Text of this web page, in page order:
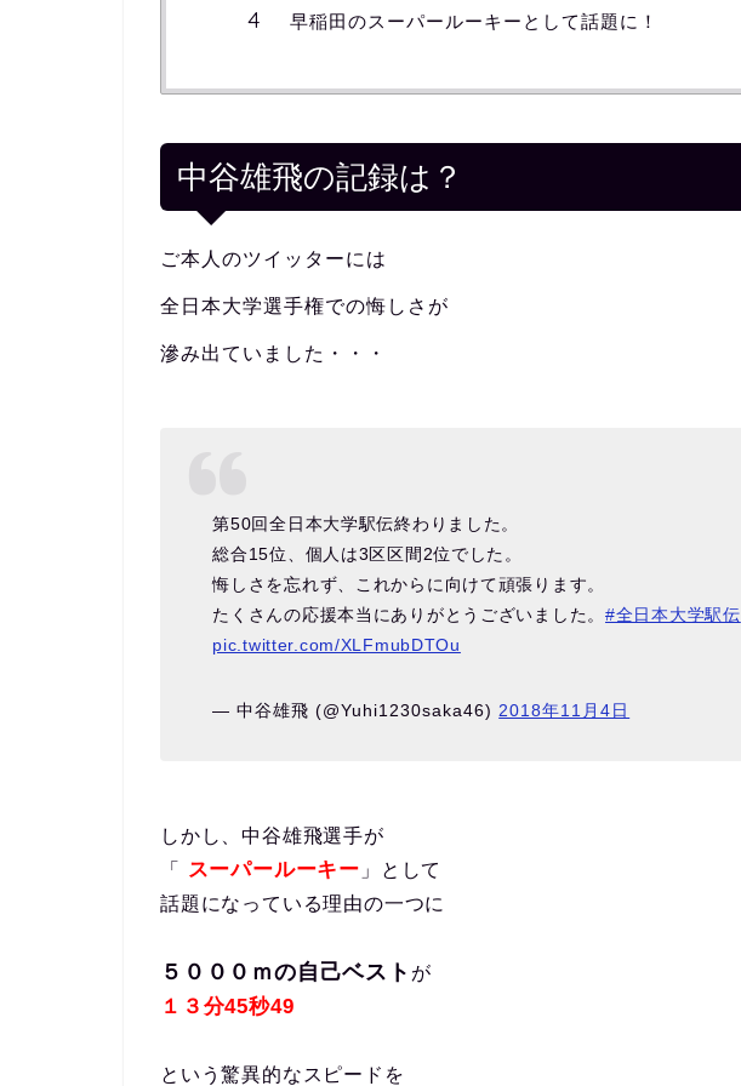
早稲田のスーパールーキーとして話題に！
中谷雄飛の記録は？
ご本人のツイッターには
全日本大学選手権での悔しさが
滲み出ていました・・・
第50回全日本大学駅伝終わりました。
総合15位、個人は3区区間2位でした。
悔しさを忘れず、これからに向けて頑張ります。
たくさんの応援本当にありがとうございました。#全日本大学駅伝
pic.twitter.com/XLFmubDTOu
— 中谷雄飛 (@Yuhi1230saka46) 2018年11月4日
しかし、中谷雄飛選手が
「
スーパールーキー 」として
話題になっている理由の一つに
５０００ｍの自己ベスト が
１３分45秒49
という驚異的なスピードを